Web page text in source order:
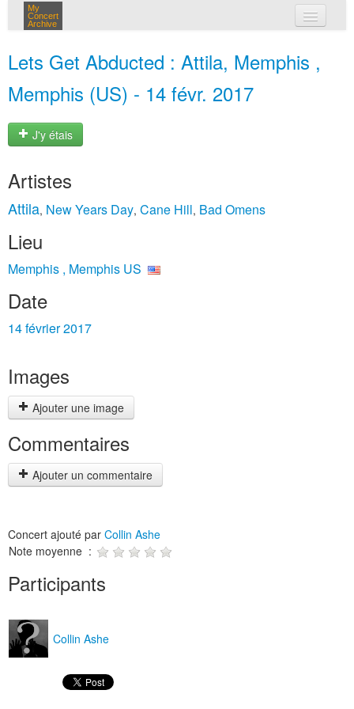
My
Concert
Archive
Lets Get Abducted : Attila, Memphis ,
Memphis (US) - 14 févr. 2017
J'y étais
Artistes
Attila, New Years Day, Cane Hill, Bad Omens
Lieu
Memphis , Memphis US
Date
14 février 2017
Images
Ajouter une image
Commentaires
Ajouter un commentaire
Concert ajouté par Collin Ashe
Note moyenne :
Participants
Collin Ashe